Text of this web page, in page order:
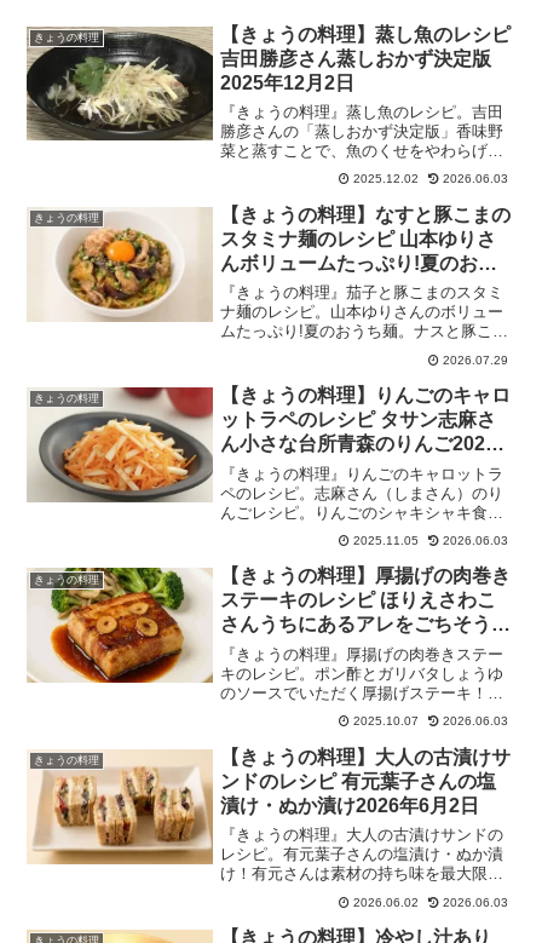
きょうの料理
【きょうの料理】蒸し魚のレシピ
吉田勝彦さん蒸しおかず決定版
2025年12月2日
『きょうの料理』蒸し魚のレシピ。吉田
勝彦さんの「蒸しおかず決定版」香味野
菜と蒸すことで、魚のくせをやわらげ、
香りよく仕上がるむし魚です。フライパ
ン蒸しの基本と、フライパンや皿の選び
方などを伝授！2025年12月2日
2025.12.02 2026.06.03
きょうの料理
【きょうの料理】なすと豚こまの
スタミナ麺のレシピ 山本ゆりさ
んボリュームたっぷり!夏のおう
ち麺2026年7月29日
『きょうの料理』茄子と豚こまのスタミ
ナ麺のレシピ。山本ゆりさんのボリュー
ムたっぷり!夏のおうち麺。ナスと豚こま
のスタミナ麺は、ごま油とオイスターソ
ースのたれをからめた濃厚麺と、ポン酢
風味のさっぱりとしたなすと豚肉が相性
抜群！お手軽なのに、味は本格派の麺料
理です。2026年7月29日
2026.07.29
きょうの料理
【きょうの料理】りんごのキャロ
ットラペのレシピ タサン志麻さ
ん小さな台所青森のりんご2025
年11月5日
『きょうの料理』りんごのキャロットラ
ペのレシピ。志麻さん（しまさん）のり
んごレシピ。りんごのシャキシャキ食感
と甘さは、塩けを効かせたキャロットラ
ペと相性抜群！タサン志麻の小さな台所
青森のりんごに会いに行く！2025年11月
5日放送。
2025.11.05 2026.06.03
きょうの料理
【きょうの料理】厚揚げの肉巻き
ステーキのレシピ ほりえさわこ
さんうちにあるアレをごちそうに
2025年10月7日
『きょうの料理』厚揚げの肉巻きステー
キのレシピ。ポン酢とガリバタしょうゆ
のソースでいただく厚揚げステーキ！ほ
りえさわこさんのいつもうちにあるアレ
をごちそうに。ほりえさわこさんは祖
母、母と3代で料理研究家です。2025年
10月7日
2025.10.07 2026.06.03
きょうの料理
【きょうの料理】大人の古漬けサ
ンドのレシピ 有元葉子さんの塩
漬け・ぬか漬け2026年6月2日
『きょうの料理』大人の古漬けサンドの
レシピ。有元葉子さんの塩漬け・ぬか漬
け！有元さんは素材の持ち味を最大限に
生かしたシンプルで美味しいレシピが人
気の料理研究家です。2026年6月2日
2026.06.02 2026.06.03
【きょうの料理】冷やし汁あり